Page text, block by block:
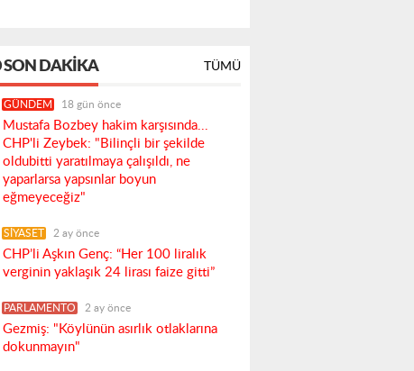
SON DAKIKA TÜMÜ
GÜNDEM 18 gün önce
Mustafa Bozbey hakim karşısında...
CHP'li Zeybek: "Bilinçli bir şekilde
oldubitti yaratılmaya çalışıldı, ne
yaparlarsa yapsınlar boyun
eğmeyeceğiz"
SİYASET 2 ay önce
CHP’li Aşkın Genç: “Her 100 liralık
verginin yaklaşık 24 lirası faize gitti”
PARLAMENTO 2 ay önce
Gezmiş: "Köylünün asırlık otlaklarına
dokunmayın"